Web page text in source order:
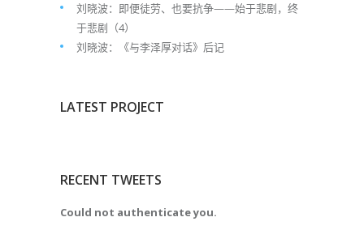
刘晓波：即便徒劳、也要抗争——始于悲剧，终
于悲剧（4）
刘晓波：《与李泽厚对话》后记
LATEST PROJECT
RECENT TWEETS
Could not authenticate you.